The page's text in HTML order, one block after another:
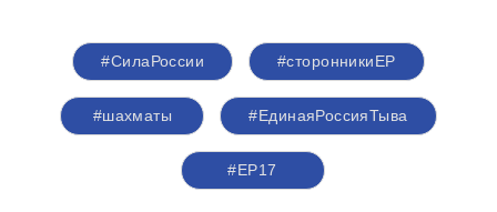
#СилаРоссии #сторонникиЕР
#шахматы #ЕдинаяРоссияТыва
#ЕР17